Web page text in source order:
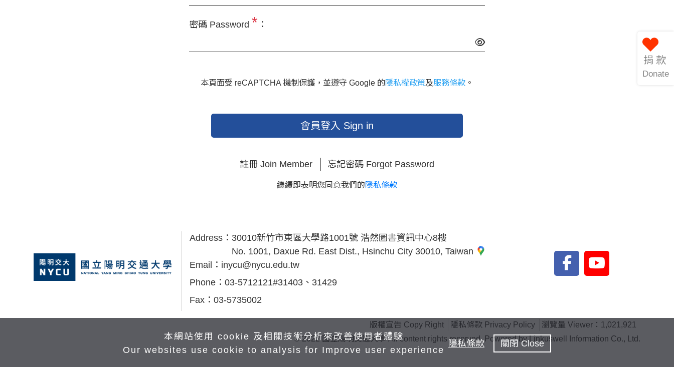
密碼 Password * ：
本頁面受 reCAPTCHA 機制保護，並遵守 Google 的隱私權政策及服務條款 。
會員登入 Sign in
註冊 Join Member 忘記密碼 Forgot Password
繼續即表明您同意我們的隱私條款
Address： 30010新竹市東區大學路1001號 浩然圖書資訊中心8樓
No. 1001, Daxue Rd. East Dist., Hsinchu City 30010, Taiwan
Email： inycu@nycu.edu.tw
Phone： 03-5712121#31403、31429
Fax： 03-5735002
版權宣告 Copy Right 隱私條款 Privacy Policy
瀏覽量 Viewer：1,021,921
© 2022 國立陽明交通大學 All content rights reserved. Powered by Linkuswell Information Co., Ltd.
捐款
Donate
本網站使用 cookie 及相關技術分析來改善使用者體驗
Our websites use cookie to analysis for Improve user experience
隱私條款 關閉 Close